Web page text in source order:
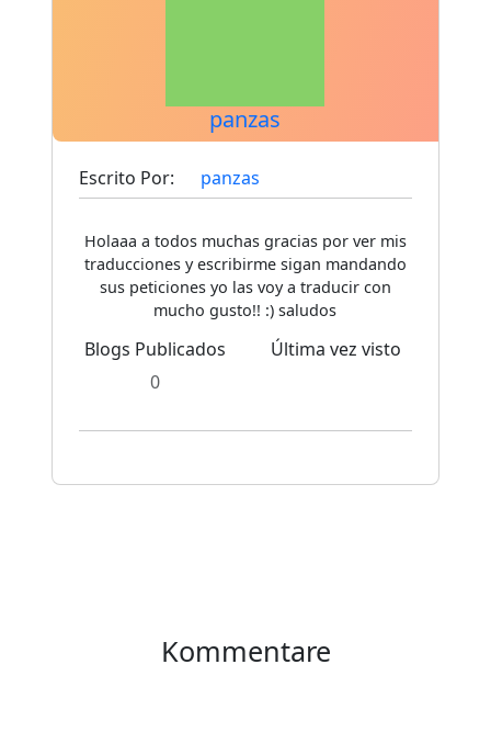
panzas
Escrito Por: panzas
Holaaa a todos muchas gracias por ver mis
traducciones y escribirme sigan mandando
sus peticiones yo las voy a traducir con
mucho gusto!! :) saludos
Blogs Publicados
0
Última vez visto
Kommentare